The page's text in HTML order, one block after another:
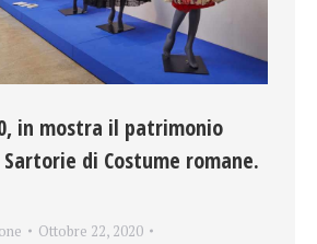
in mostra il patrimonio
di Costume romane.
Ottobre 22, 2020